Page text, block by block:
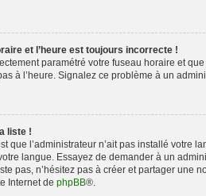
et l’heure est toujours incorrecte !
paramétré votre fuseau horaire et
à l’heure. Signalez ce problème à un
liste !
que l’administrateur n’ait pas installé votre
langue. Essayez de demander à un
pas, n’hésitez pas à créer et partager une
Internet de phpBB®.